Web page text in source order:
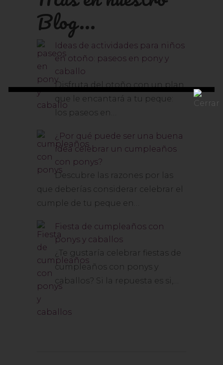
Blog...
Ideas de actividades para niños
en otoño: paseos en pony y
caballo
Disfruta del otoño con un plan
que le encantará a tu peque:
los paseos en…
¿Por qué puede ser una buena
idea celebrar un cumpleaños
con ponys?
Descubre las razones por las
que deberías considerar celebrar el
cumple de tu peque en…
Fiesta de cumpleaños con
ponys y caballos
¿Te gustaría celebrar fiestas de
cumpleaños con ponys y
caballos? Si la repuesta es si,…